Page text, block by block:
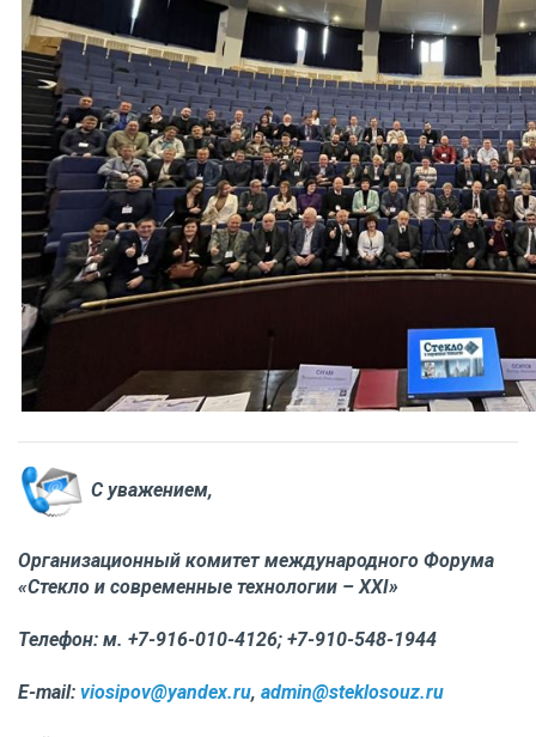
С уважением,
Организационный комитет международного Форума
«Стекло и современные технологии – XXI»
Телефон: м. +7-916-010-4126; +7-910-548-1944
E-mail: viosipov@yandex.ru, admin@steklosouz.ru